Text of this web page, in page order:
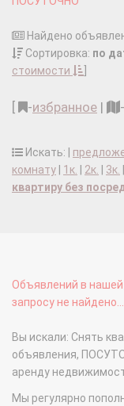
Найдено
Сортировка: по
стоимости
-избранное | -
Искать: |
комнату
1к. 2к. 3к.
квартиру без
Объявлений в
запросу не найдено...
Вы искали: Снять
объявления,
аренду
Мы регулярно